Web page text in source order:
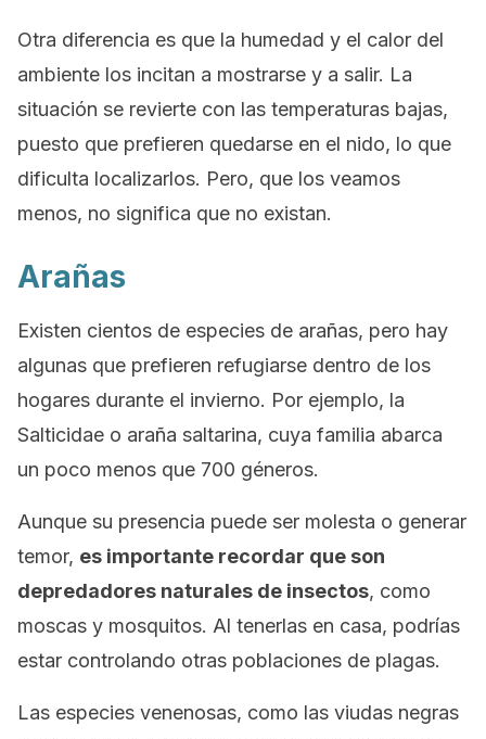
Otra diferencia es que la humedad y el calor del
ambiente los incitan a mostrarse y a salir. La
situación se revierte con las temperaturas bajas,
puesto que prefieren quedarse en el nido, lo que
dificulta localizarlos. Pero, que los veamos
menos, no significa que no existan.
Arañas
Existen cientos de especies de arañas, pero hay
algunas que prefieren refugiarse dentro de los
hogares durante el invierno. Por ejemplo, la
Salticidae o araña saltarina, cuya familia abarca
un poco menos que 700 géneros.
Aunque su presencia puede ser molesta o generar
temor, es importante recordar que son
depredadores naturales de insectos, como
moscas y mosquitos. Al tenerlas en casa, podrías
estar controlando otras poblaciones de plagas.
Las especies venenosas, como las viudas negras